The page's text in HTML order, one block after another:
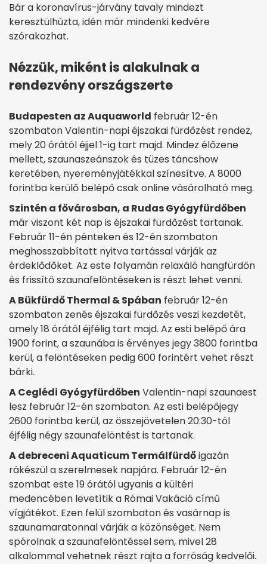
Bár a koronavírus-járvány tavaly mindezt
keresztülhúzta, idén már mindenki kedvére
szórakozhat.
Nézzük, miként is alakulnak a
rendezvény országszerte
Budapesten az Auquaworld február 12-én
szombaton Valentin-napi éjszakai fürdőzést rendez,
mely 20 órától éjjel 1-ig tart majd. Mindez élőzene
mellett, szaunaszeánszok és tüzes táncshow
keretében, nyereményjátékkal színesítve. A 8000
forintba kerülő belépő csak online vásárolható meg.
Szintén a fővárosban, a Rudas Gyógyfürdőben
már viszont két nap is éjszakai fürdőzést tartanak.
Február 11-én pénteken és 12-én szombaton
meghosszabbított nyitva tartással várják az
érdeklődőket. Az este folyamán relaxáló hangfürdőn
és frissítő szaunafelöntéseken is részt lehet venni.
A Bükfürdő Thermal & Spában február 12-én
szombaton zenés éjszakai fürdőzés veszi kezdetét,
amely 18 órától éjfélig tart majd. Az esti belépő ára
1900 forint, a szaunába is érvényes jegy 3800 forintba
kerül, a felöntéseken pedig 600 forintért vehet részt
bárki.
A Ceglédi Gyógyfürdőben Valentin-napi szaunaest
lesz február 12-én szombaton. Az esti belépőjegy
2600 forintba kerül, az összejövetelen 20:30-tól
éjfélig négy szaunafelöntést is tartanak.
A debreceni Aquaticum Termálfürdőigazán
rákészül a szerelmesek napjára. Február 12-én
szombat este 19 órától ugyanis a kültéri
medencében levetítik a Római Vakáció című
vígjátékot. Ezen felül szombaton és vasárnap is
szaunamaratonnal várják a közönséget. Nem
spórolnak a szaunafelöntéssel sem, mivel 28
alkalommal vehetnek részt rajta a forróság kedvelői.